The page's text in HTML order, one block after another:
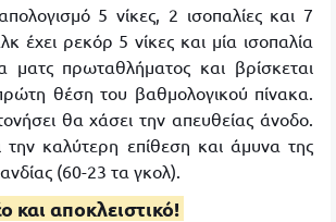
5 νίκες, 2 ισοπαλίες και 7
έχει ρεκόρ 5 νίκες και μία ισοπαλία
ματς πρωταθλήματος και βρίσκεται
θέση του βαθμολογικού πίνακα.
θα χάσει την απευθείας άνοδο.
την καλύτερη επίθεση και άμυνα της
(60-23 τα γκολ).
και αποκλειστικό!